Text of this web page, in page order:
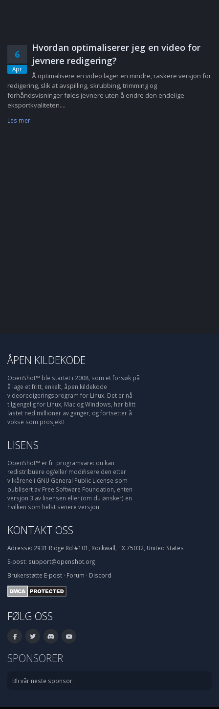
6
Apr
Hvordan optimaliserer jeg en video for
jevnere redigering?
Å optimalisere en video lager en mindre, raskere versjon for
redigering, slik at avspilling, skrubbing, trimming og
forhåndsvisninger føles jevnere uten å endre den endelige
eksportkvaliteten....
Les mer
ÅPEN KILDEKODE
OpenShot™ ble startet i 2008, som et forsøk på
å lage et fritt, enkelt, åpen kildekode
videoredigeringsprogram for Linux. Det er nå
tilgjengelig for Linux, Mac og Windows, har blitt
lastet ned millioner av ganger, og fortsetter å
vokse som prosjekt!
LISENS
OpenShot™ er fri programvare: du kan
redistribuere og/eller modifisere den etter
vilkårene i GNU General Public License som
publisert av Free Software Foundation, enten
versjon 3 av lisensen eller (om du ønsker) en
hvilken som helst senere versjon.
KONTAKT OSS
Adresse: 2931 Ridge Rd #101, Rockwall, TX 75032, United States
E-post: support@openshot.org
Brukerstøtte E-post · Forum · Discord
FØLG OSS
SPONSORER
Bli vår neste sponsor.